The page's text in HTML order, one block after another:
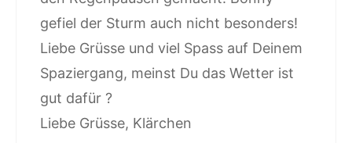
gefiel der Sturm auch nicht besonders!
Liebe Grüsse und viel Spass auf Deinem
Spaziergang, meinst Du das Wetter ist
gut dafür ?
Liebe Grüsse, Klärchen